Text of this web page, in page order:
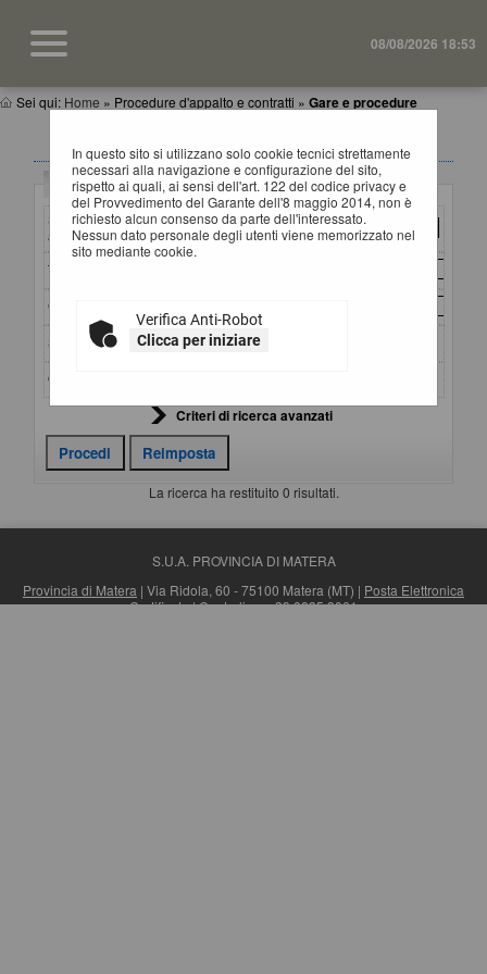
08/08/2026 18:53
Sei qui: Home » Procedure d'appalto e contratti » Gare e procedure
In questo sito si utilizzano solo cookie tecnici strettamente
necessari alla navigazione e configurazione del sito,
rispetto ai quali, ai sensi dell'art. 122 del codice privacy e
del Provvedimento del Garante dell'8 maggio 2014, non è
richiesto alcun consenso da parte dell'interessato.
Nessun dato personale degli utenti viene memorizzato nel
sito mediante cookie.
Verifica Anti-Robot
Clicca per iniziare
GARE E PROCEDURE
Criteri di ricerca
Stazione
appaltante :
Titolo :
CIG :
Stato :
Ordina per :
Criteri di ricerca avanzati
La ricerca ha restituito 0 risultati.
S.U.A. PROVINCIA DI MATERA
Provincia di Matera | Via Ridola, 60 - 75100 Matera (MT) | Posta Elettronica
Certificata| Centralino: +39 0835 3061